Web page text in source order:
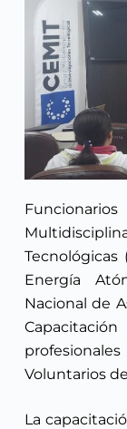
Tecnológicas
Energía
Nacional de
Voluntarios
La